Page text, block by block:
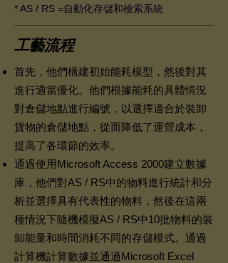
* AS / RS =自動化存儲和檢索系統
工藝流程
首先，他們構建初始能耗模型，然後對其
進行適當優化。他們根據能耗的具體情況
對倉儲地點進行編號，以選擇適合於裝卸
貨物的倉儲地點，從而降低了運營成本，
提高了各環節的效率。
通過使用Microsoft Access 2000建立數據
庫，他們對AS / RS中的物料進行統計和分
析並選擇具有代表性的物料，然後在這兩
種情況下隨機模擬AS / RS中10批物料的裝
卸能量和時間消耗不同的存儲模式。通過
計算機計算數據並通過Microsoft Excel